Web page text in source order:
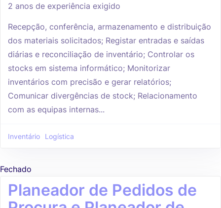
2 anos de experiência exigido
Recepção, conferência, armazenamento e distribuição
dos materiais solicitados; Registar entradas e saídas
diárias e reconciliação de inventário; Controlar os
stocks em sistema informático; Monitorizar
inventários com precisão e gerar relatórios;
Comunicar divergências de stock; Relacionamento
com as equipas internas...
Inventário Logística
Fechado
Planeador de Pedidos de